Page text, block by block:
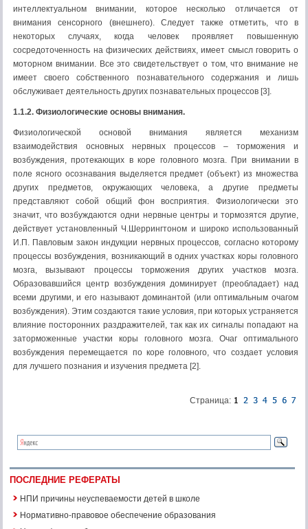
интеллектуальном внимании, которое несколько отличается от
внимания сенсорного (внешнего). Следует также отметить, что в
некоторых случаях, когда человек проявляет повышенную
сосредоточенность на физических действиях, имеет смысл говорить о
моторном внимании. Все это свидетельствует о том, что внимание не
имеет своего собственного познавательного содержания и лишь
обслуживает деятельность других познавательных процессов [3].
1.1.2. Физиологические основы внимания.
Физиологической основой внимания является механизм
взаимодействия основных нервных процессов – торможения и
возбуждения, протекающих в коре головного мозга. При внимании в
поле ясного осознавания выделяется предмет (объект) из множества
других предметов, окружающих человека, а другие предметы
представляют собой общий фон восприятия. Физиологически это
значит, что возбуждаются одни нервные центры и тормозятся другие,
действует установленный Ч.Шеррингтоном и широко использованный
И.П. Павловым закон индукции нервных процессов, согласно которому
процессы возбуждения, возникающий в одних участках коры головного
мозга, вызывают процессы торможения других участков мозга.
Образовавшийся центр возбуждения доминирует (преобладает) над
всеми другими, и его называют доминантой (или оптимальным очагом
возбуждения). Этим создаются такие условия, при которых устраняется
влияние посторонних раздражителей, так как их сигналы попадают на
заторможенные участки коры головного мозга. Очаг оптимального
возбуждения перемещается по коре головного, что создает условия
для лучшего познания и изучения предмета [2].
Страница:
ПОСЛЕДНИЕ РЕФЕРАТЫ
НПИ причины неуспеваемости детей в школе
Нормативно-правовое обеспечение образования